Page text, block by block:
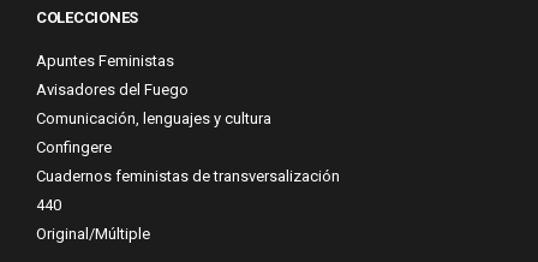
COLECCIONES
Apuntes Feministas
Avisadores del Fuego
Comunicación, lenguajes y cultura
Confingere
Cuadernos feministas de transversalización
440
Original/Múltiple